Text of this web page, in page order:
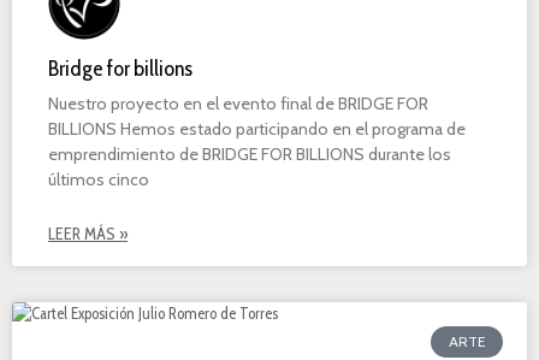
Bridge for billions
Nuestro proyecto en el evento final de BRIDGE FOR
BILLIONS Hemos estado participando en el programa de
emprendimiento de BRIDGE FOR BILLIONS durante los
últimos cinco
LEER MÁS »
ARTE